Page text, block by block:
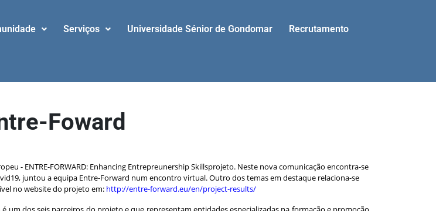
Serviços Universidade Sénior de Gondomar Recrutamento
Foward
- ENTRE-FORWARD: Enhancing Entrepreunership Skillsprojeto. Neste nova comunicação encontra-se
juntou a equipa Entre-Forward num encontro virtual. Outro dos temas em destaque relaciona-se
no website do projeto em: http://entre-forward.eu/en/project-results/